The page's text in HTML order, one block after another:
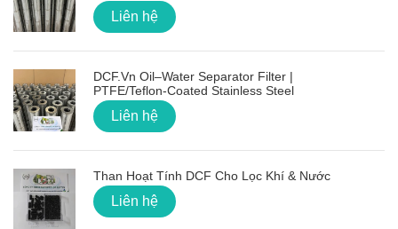
Liên hệ
DCF.vn Oil–Water Separator Filter |
PTFE/Teflon‑Coated Stainless Steel
Liên hệ
Than Hoạt Tính DCF Cho Lọc Khí & Nước
Liên hệ